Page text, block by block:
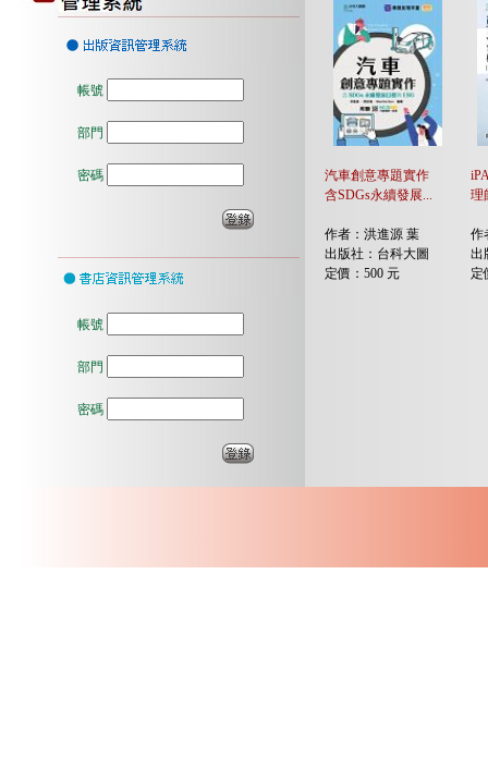
帳號
部門
密碼
帳號
部門
密碼
汽車創意專題實作
含SDGs永續發展...
理
作者：洪進源 葉
出版社：台科大圖
定價：500 元
作
出
定